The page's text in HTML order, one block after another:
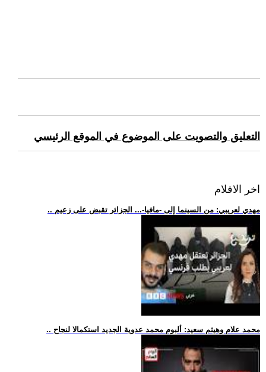
التعليق والتصويت على الموضوع في الموقع الرئيسي
اخر الافلام
.. مهدي لعريبي: من السينما إلى -مافيا-... الجزائر تقبض على زعيم
.. محمد علام وهيثم سعيد: ألبوم محمد عدوية الجديد استكمالا لنجاح